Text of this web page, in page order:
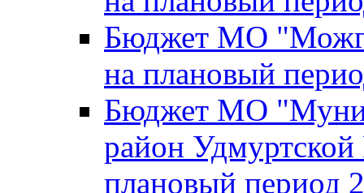
Бюджет МО
на плановый
Бюджет МО
район
плановый период